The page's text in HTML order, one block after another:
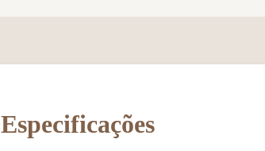
Especificações